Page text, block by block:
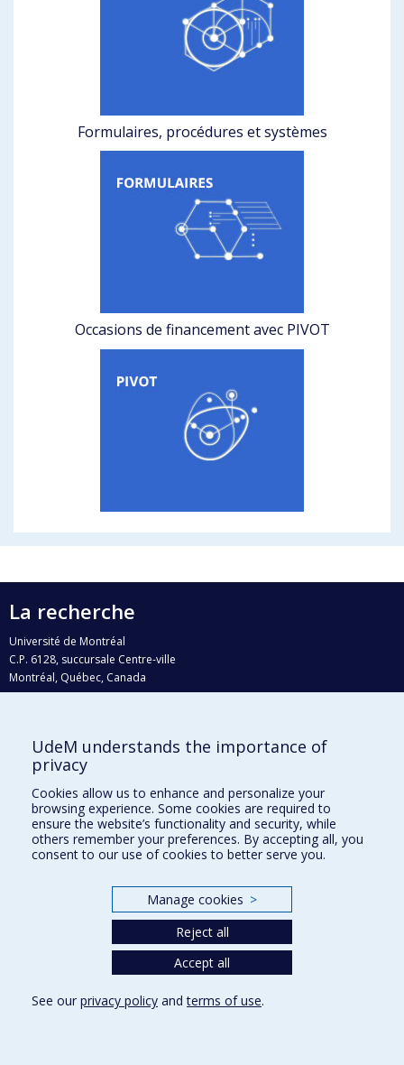
Formulaires, procédures et systèmes
Occasions de financement avec PIVOT
La recherche
Université de Montréal
C.P. 6128, succursale Centre-ville
Montréal, Québec, Canada
H3C 3J7
Qui fait quoi?
Nous trouver
Plan du site
Accessibilité
UdeM understands the importance of
privacy
Cookies allow us to enhance and personalize your
browsing experience. Some cookies are required to
ensure the website’s functionality and security, while
others remember your preferences. By accepting all, you
consent to our use of cookies to better serve you.
Manage cookies >
Reject all
Accept all
See our privacy policy andterms of use.